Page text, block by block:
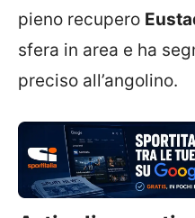
pieno recupero
sfera in area e ha
preciso all’angolino.